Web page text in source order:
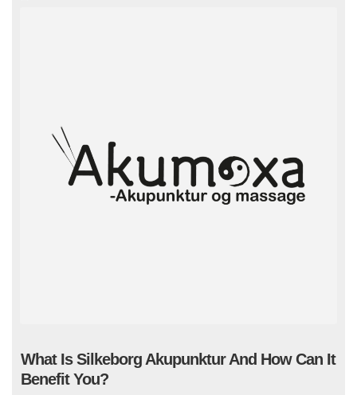
What Is Silkeborg Akupunktur And How Can It
Benefit You?